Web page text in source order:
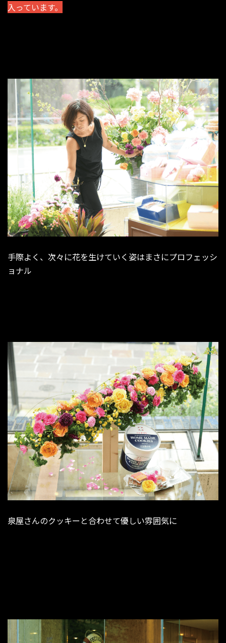
入っています。
手際よく、次々に花を生けていく姿はまさにプロフェッシ
ョナル
泉屋さんのクッキーと合わせて優しい雰囲気に